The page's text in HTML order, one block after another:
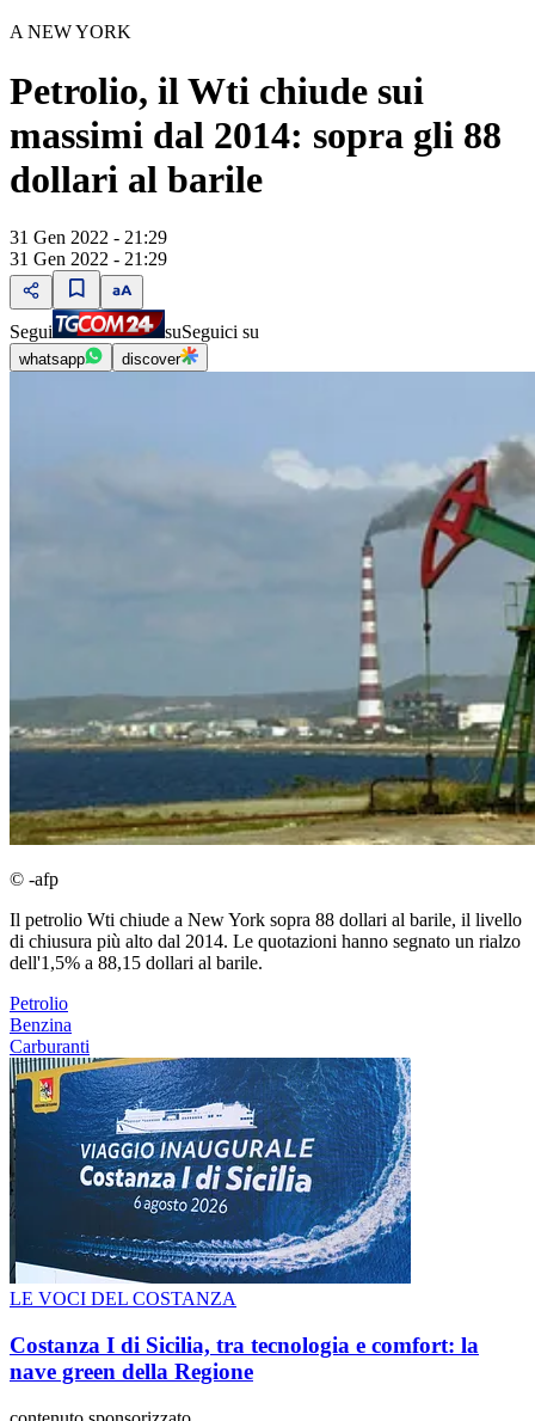
A NEW YORK
Petrolio, il Wti chiude sui
massimi dal 2014: sopra gli 88
dollari al barile
31 Gen 2022 - 21:29
31 Gen 2022 - 21:29
Segui suSeguici su
whatsapp discover
© -afp
Il petrolio Wti chiude a New York sopra 88 dollari al barile, il livello
di chiusura più alto dal 2014. Le quotazioni hanno segnato un rialzo
dell'1,5% a 88,15 dollari al barile.
Petrolio
Benzina
Carburanti
LE VOCI DEL COSTANZA
Costanza I di Sicilia, tra tecnologia e comfort: la
nave green della Regione